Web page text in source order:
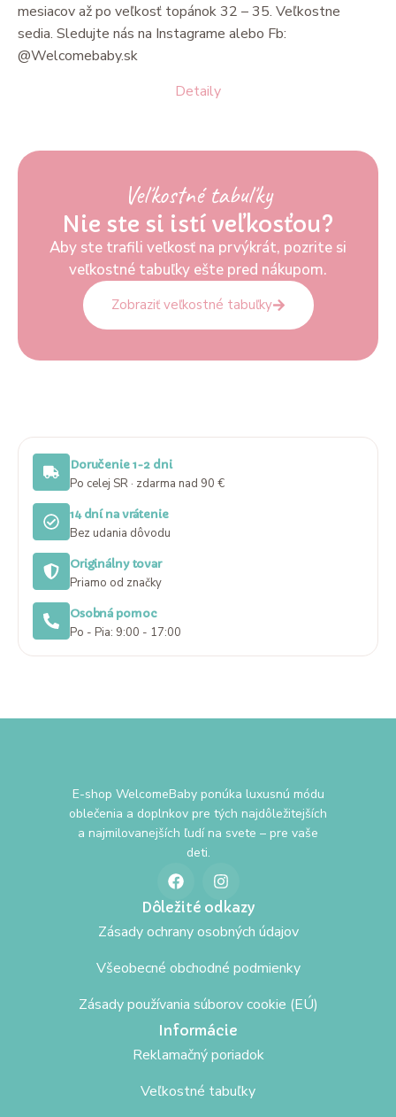
Detaily
mesiacov až po veľkosť topánok 32 – 35. Veľkostne
sedia. Sledujte nás na Instagrame alebo Fb:
@Welcomebaby.sk
Veľkostné tabuľky
Nie ste si istí veľkosťou?
Aby ste trafili veľkosť na prvýkrát, pozrite si
veľkostné tabuľky ešte pred nákupom.
Zobraziť veľkostné tabuľky
Doručenie 1-2 dni
Po celej SR · zdarma nad 90 €
14 dní na vrátenie
Bez udania dôvodu
Originálny tovar
Priamo od značky
Osobná pomoc
Po - Pia: 9:00 - 17:00
E-shop WelcomeBaby ponúka luxusnú módu
oblečenia a doplnkov pre tých najdôležitejších
a najmilovanejších ľudí na svete – pre vaše
deti.
Dôležité odkazy
Zásady ochrany osobných údajov
Všeobecné obchodné podmienky
Zásady používania súborov cookie (EÚ)
Informácie
Reklamačný poriadok
Veľkostné tabuľky